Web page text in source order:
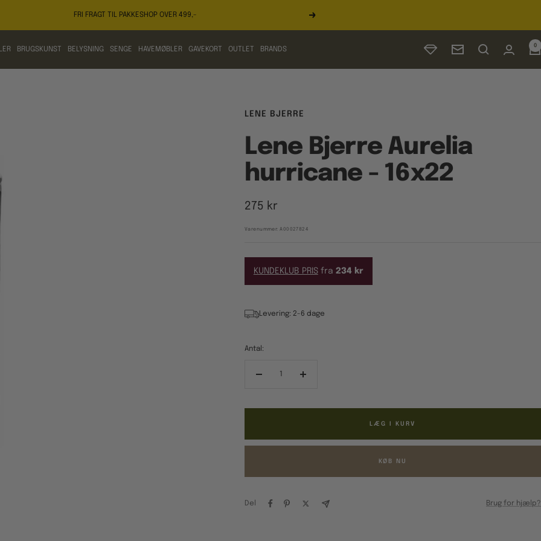
FRI FRAGT TIL PAKKESHOP OVER 499,- Næste
BRUGSKUNST BELYSNING SENGE HAVEMØBLER GAVEKORT OUTLET BRANDS Nyhedsbrev
0
LENE BJERRE
Lene Bjerre Aurelia
hurricane - 16x22
Tilbudspris
275 kr
Varenummer:A00027824
KUNDEKLUB PRIS fra 234 kr
Levering: 2-6 dage
Antal:
Forøg
LÆG I KURV
KØB NU
Del Brug for hjælp?